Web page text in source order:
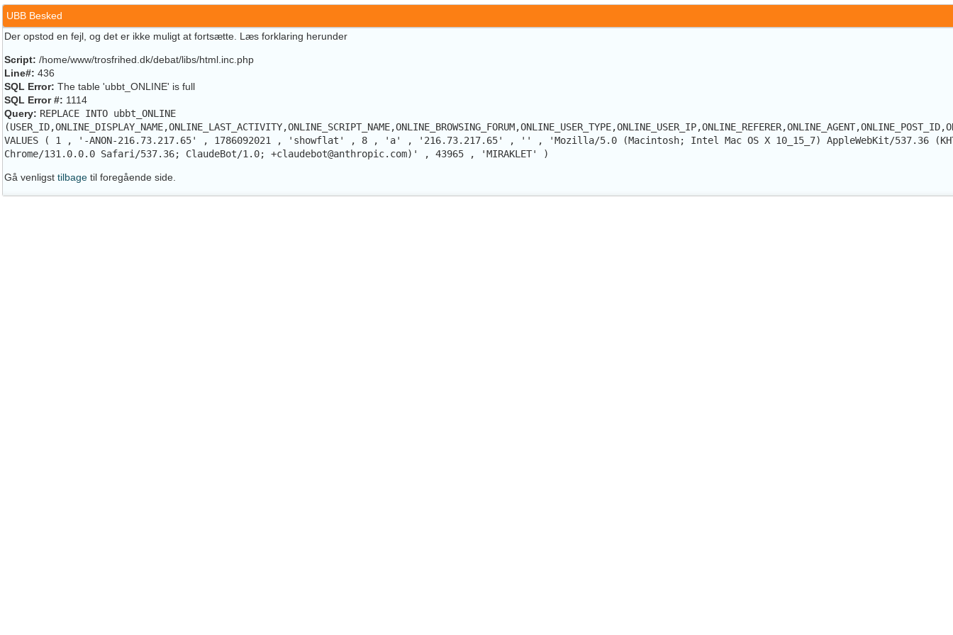
UBB Besked
Der opstod en fejl, og det er ikke muligt at fortsætte. Læs forklaring herunder
Script: /home/www/trosfrihed.dk/debat/libs/html.inc.php
Line#: 436
SQL Error: The table 'ubbt_ONLINE' is full
SQL Error #: 1114
Query: REPLACE INTO ubbt_ONLINE
VALUES ( 1 , '-ANON-216.73.217.65' , 1786092021 , 'showflat' , 8 , 'a' , '216.73.217.65' , '' , 'Mozilla/5.0 (Macintosh; Intel Mac OS X 10_15_7) AppleWebKit/537.36
Chrome/131.0.0.0 Safari/537.36; ClaudeBot/1.0; +claudebot@anthropic.com)' , 43965 , 'MIRAKLET' )
Gå venligst tilbage til foregående side.